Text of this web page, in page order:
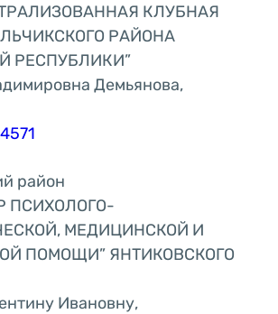
КЛУБНАЯ
РАЙОНА
РЕСПУБЛИКИ”
Демьянова,
район
ПСИХОЛОГО-
МЕДИЦИНСКОЙ И
ПОМОЩИ” ЯНТИКОВСКОГО
Ивановну,